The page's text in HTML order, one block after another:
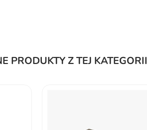
PRODUKTY Z TEJ KATEGORII